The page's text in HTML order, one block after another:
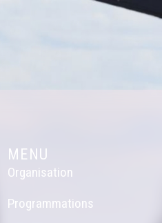
MENU
Organisation
Programmations